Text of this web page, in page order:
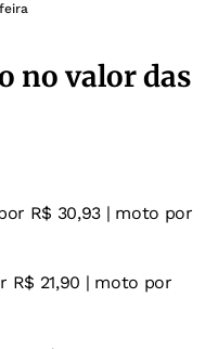
no valor das
R$ 30,93 | moto por
R$ 21,90 | moto por